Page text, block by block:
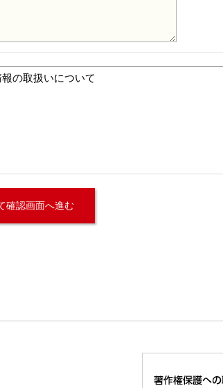
の取扱いについて
ありません。
他個人情報の安全管理のために必要かつ適切